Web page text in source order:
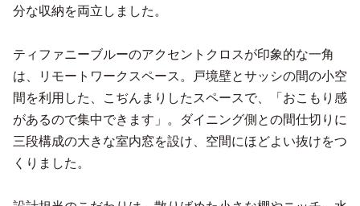
分な収納を両立しました。
ティファニーブルーのアクセントクロスが印象的な一角
は、リモートワークスペース。戸境壁とサッシの間の小空
間を利用した、こぢんまりしたスペースで、「おこもり感
があるので集中できます」。ダイニング側との間仕切りに
三段構成の大きな室内窓を設け、空間にほどよい抜けをつ
くりました。